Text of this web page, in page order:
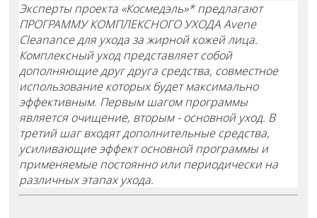
Эксперты проекта «Космедэль»* предлагают
ПРОГРАММУ КОМПЛЕКСНОГО УХОДА Avene
Cleanance для ухода за жирной кожей лица.
Комплексный уход представляет собой
дополняющие друг друга средства, совместное
использование которых будет максимально
эффективным. Первым шагом программы
является очищение, вторым - основной уход. В
третий шаг входят дополнительные средства,
усиливающие эффект основной программы и
применяемые постоянно или периодически на
различных этапах ухода.